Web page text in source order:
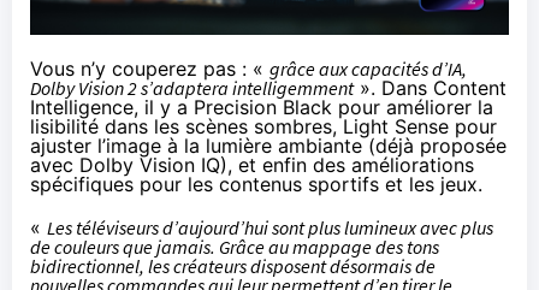
Vous n’y couperez pas : « grâce aux capacités d’IA,
Dolby Vision 2 s’adaptera intelligemment». Dans Content
Intelligence, il y a Precision Black pour améliorer la
lisibilité dans les scènes sombres, Light Sense pour
ajuster l’image à la lumière ambiante (déjà proposée
avec Dolby Vision IQ), et enfin des améliorations
spécifiques pour les contenus sportifs et les jeux.
« Les téléviseurs d’aujourd’hui sont plus lumineux avec plus
de couleurs que jamais. Grâce au mappage des tons
bidirectionnel, les créateurs disposent désormais de
nouvelles commandes qui leur permettent d’en tirer le